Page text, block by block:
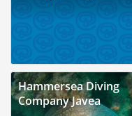
Hammersea Diving
Company Javea